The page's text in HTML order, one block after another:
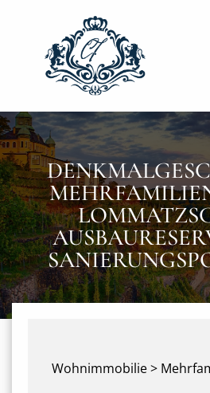
Wohnimmobilie >